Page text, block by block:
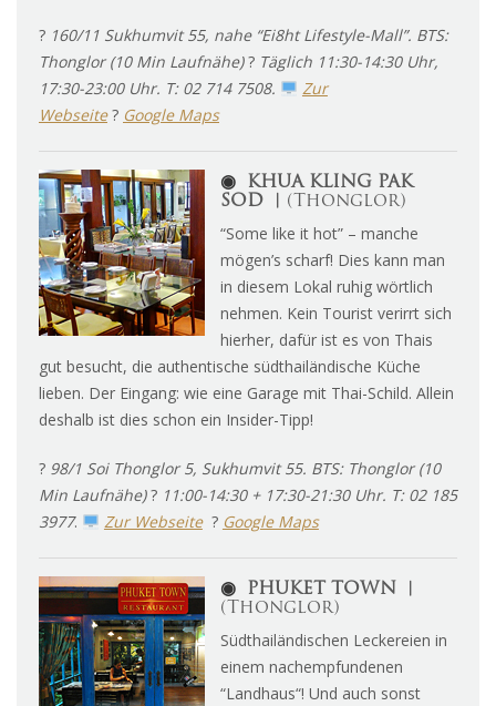
? 160/11 Sukhumvit 55, nahe “Ei8ht Lifestyle-Mall”. BTS:
Thonglor (10 Min Laufnähe)? Täglich 11:30-14:30 Uhr,
17:30-23:00 Uhr. T: 02 714 7508.
Zur
Webseite ? Google Maps
◉
KHUA KLING PAK
SOD ︱ (Thonglor)
“Some like it hot” – manche
mögen’s scharf! Dies kann man
in diesem Lokal ruhig wörtlich
nehmen. Kein Tourist verirrt sich
hierher, dafür ist es von Thais
gut besucht, die authentische südthailändische Küche
lieben. Der Eingang: wie eine Garage mit Thai-Schild. Allein
deshalb ist dies schon ein Insider-Tipp!
? 98/1 Soi Thonglor 5, Sukhumvit 55. BTS: Thonglor (10
Min Laufnähe)? 11:00-14:30 + 17:30-21:30 Uhr. T: 02 185
3977. Zur Webseite ? Google Maps
◉ PHUKET TOWN
(Thonglor)
Südthailändischen Leckereien in
einem nachempfundenen
“Landhaus“! Und auch sonst